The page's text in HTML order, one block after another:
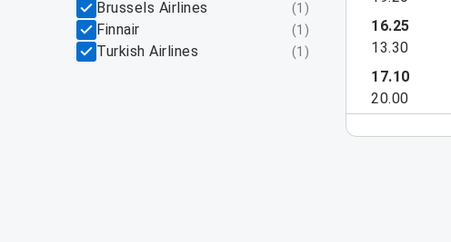
Brussels Airlines (1 )
Finnair (1 )
Turkish Airlines (1 )
16.25
13.30
17.10
20.00